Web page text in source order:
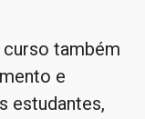
também
e
estudantes,